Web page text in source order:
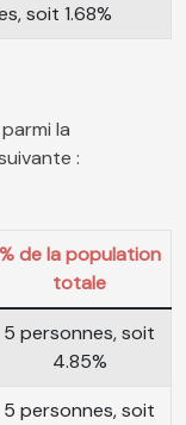
soit 1.68%
la
:
% de la population
totale
5 personnes, soit
4.85%
5 personnes, soit